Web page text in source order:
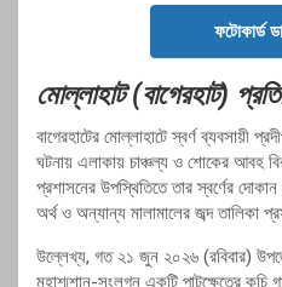
ফটোকার্ড
মোল্লাহাট (বাগেরহাট)
বাগেরহাটের মোল্লাহাটে স্বর্ণ ব্যবসায়ী
ঘটনায় এলাকায় চাঞ্চল্য ও শোকের আবহ
প্রশাসনের উপস্থিতিতে তার স্বর্ণের
অর্থ ও অন্যান্য মালামালের জব্দ তালিকা
উল্লেখ্য, গত ২১ জুন ২০২৬ (রবিবার)
মহাশ্মশান-সংলগ্ন একটি পাটক্ষেতের